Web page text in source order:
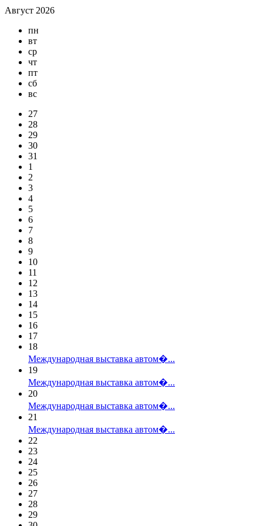
Август 2026
пн
вт
ср
чт
пт
сб
вс
27
28
29
30
31
1
2
3
4
5
6
7
8
9
10
11
12
13
14
15
16
17
18
Международная выставка автом�...
19
Международная выставка автом�...
20
Международная выставка автом�...
21
Международная выставка автом�...
22
23
24
25
26
27
28
29